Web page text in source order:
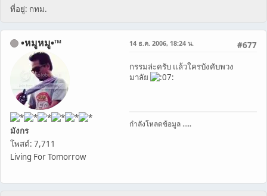
ที่อยู่: กทม.
•หมูหมู•™
มังกร
โพสต์: 7,711
Living For Tomorrow
#677
14 ธ.ค. 2006, 18:24 น.
กรรมล่ะครับ แล้วใครบังคับพวง
มาลัย
กำลังโหลดข้อมูล .....